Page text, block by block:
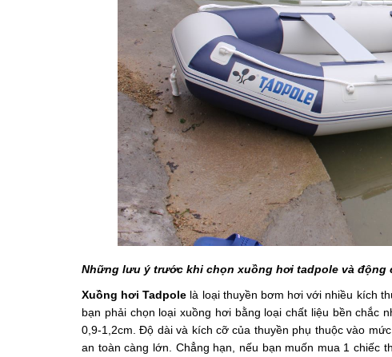
Những lưu ý trước khi chọn xuồng hơi tadpole và động
Xuồng hơi Tadpole là loại thuyền bơm hơi với nhiều kích
bạn phải chọn loại xuồng hơi bằng loại chất liệu bền chắc
0,9-1,2cm. Độ dài và kích cỡ của thuyền phụ thuộc vào
an toàn càng lớn. Chẳng hạn, nếu bạn muốn mua 1 chiếc